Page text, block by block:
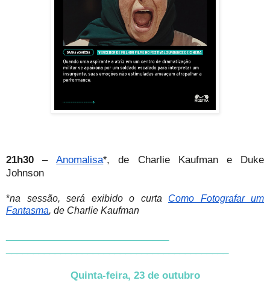
21h30 –Anomalisa*, de Charlie Kaufman e Duke
Johnson
*na sessão, será exibido o curta Como Fotografar um
Fantasma, de Charlie Kaufman
Quinta-feira, 23 de outubro